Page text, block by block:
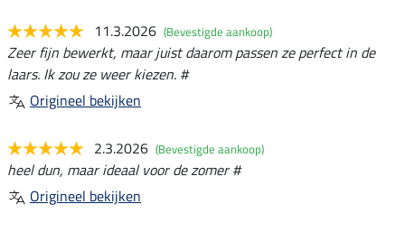
11.3.2026 (Bevestigde aankoop)
Zeer fijn bewerkt, maar juist daarom passen ze perfect in de
laars. Ik zou ze weer kiezen. #
Origineel bekijken
2.3.2026 (Bevestigde aankoop)
heel dun, maar ideaal voor de zomer #
Origineel bekijken